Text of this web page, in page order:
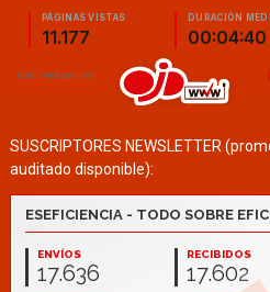
SUSCRIPTORES NEWSLETTER
auditado disponible):